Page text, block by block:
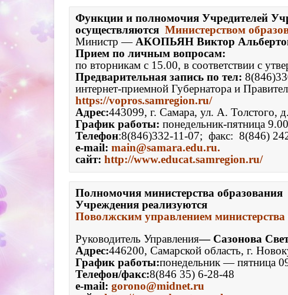
Функции и полномочия Учредителей
осуществляются Министерством
Министр — АКОПЬЯН Виктор
Предварительная запись по тел:
интернет-приемной Губернатора и
https://vopros.samregion.ru/
Адрес:
График работы:
Телефон
e-mail:
сайт: http://www.educat.samregion.ru/
Полномочия министерства
Учреждения реализуются
Поволжским управлением
Руководитель Управления— Сазонова
Адрес:446200, Самарской область, г.
График работы:понедельник — пятница
Телефон/факс:8(846 35) 6-28-48
e-mail: gorono@midnet.ru